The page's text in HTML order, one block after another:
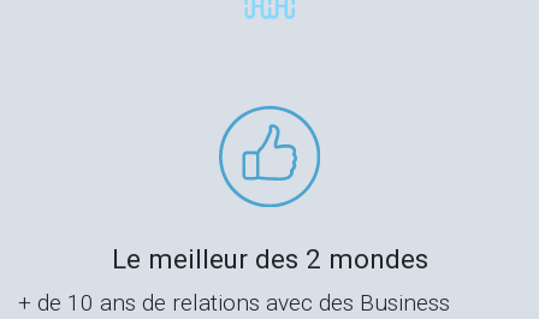
Le meilleur des 2 mondes
+ de 10 ans de relations avec des Business